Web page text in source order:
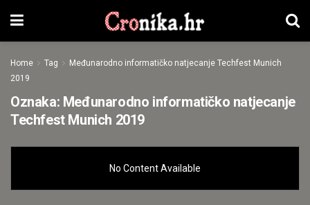
Home Tag
Međunarodno informatičko natjecanje Techfest Munich
2019
Oznaka: Međunarodno informatičko natjecanje
Techfest Munich 2019
No Content Available